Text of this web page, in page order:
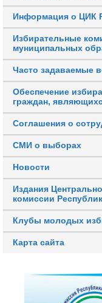
Информация о ЦИК
Избирательные
муниципальных
Часто задаваемые
Обеспечение
граждан,
Соглашения о
СМИ о выборах
Новости
Издания
комиссии
Клубы молодых
Карта сайта